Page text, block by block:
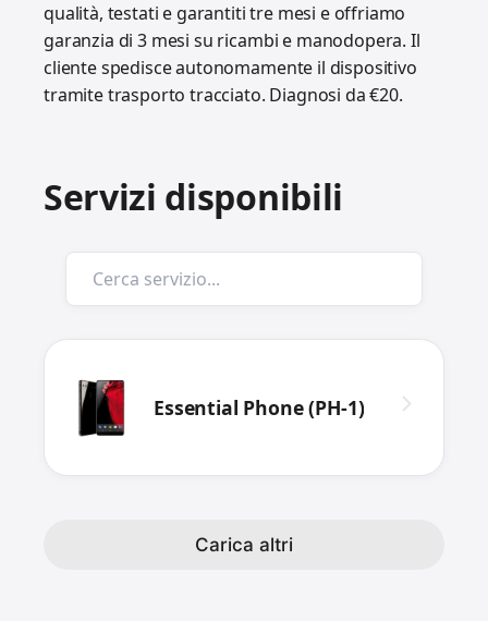
qualità, testati e garantiti tre mesi e offriamo
garanzia di 3 mesi su ricambi e manodopera. Il
cliente spedisce autonomamente il dispositivo
tramite trasporto tracciato. Diagnosi da €20.
Servizi disponibili
Essential Phone (PH-1)
Carica altri